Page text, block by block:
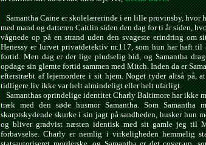
Samantha Caine er skolelærerinde i en lille provinsby, hvor
med mand og datteren Caitlin siden den dag for ti år siden,
vågnede op på en strand uden den svageste erindring om
Henessy er lurvet privatdetektiv nr.117, som hun har haft til
fortid. Men dag er der lige pludselig bid, og Samantha
opdage sin glemte fortid sammen med Mitch. Inden da er
efterstræbt af lejemordere i sit hjem. Noget tyder altså på, at
tidligere liv ikke var helt almindeligt eller helt ufarligt.
Samanthas oprindelige identitet Charly Baltimore har ikke
træk med den søde husmor Samantha. Som Samantha
skarptskydende skurke i sin jagt på sandheden, husker hun
og bliver gradvist næsten identisk med sit gamle jeg til
forbavselse. Charly er nemlig i virkeligheden hemmelig